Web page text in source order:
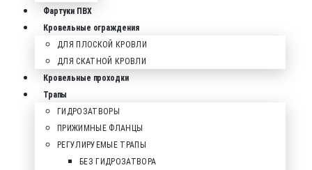
Фартуки ПВХ
Кровельные ограждения
ДЛЯ ПЛОСКОЙ КРОВЛИ
ДЛЯ СКАТНОЙ КРОВЛИ
Кровельные проходки
Трапы
ГИДРОЗАТВОРЫ
ПРИЖИМНЫЕ ФЛАНЦЫ
РЕГУЛИРУЕМЫЕ ТРАПЫ
БЕЗ ГИДРОЗАТВОРА